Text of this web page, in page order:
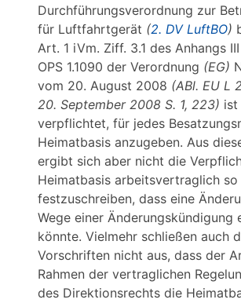
Durchführungsverordnung zur
für Luftfahrtgerät (2. DV LuftBO)
Art. 1 iVm. Ziff. 3.1 des Anhangs
OPS 1.1090 der Verordnung (EG)
vom 20. August 2008 (ABl. EU L
20. September 2008 S. 1, 223) ist
verpflichtet, für jedes
Heimatbasis anzugeben. Aus
ergibt sich aber nicht die
Heimatbasis arbeitsvertraglich so
festzuschreiben, dass eine
Wege einer Änderungskündigung
könnte. Vielmehr schließen auch
Vorschriften nicht aus, dass der
Rahmen der vertraglichen
des Direktionsrechts die